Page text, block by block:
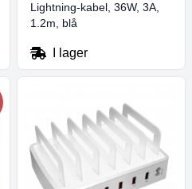
Lightning-kabel, 36W, 3A,
1.2m, blå
I lager